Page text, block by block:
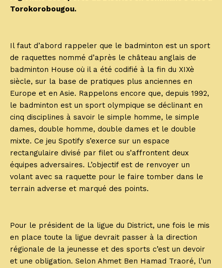
Torokorobougou.
Il faut d’abord rappeler que le badminton est un sport
de raquettes nommé d’après le château anglais de
badminton House où il a été codifié à la fin du XIXè
siècle, sur la base de pratiques plus anciennes en
Europe et en Asie. Rappelons encore que, depuis 1992,
le badminton est un sport olympique se déclinant en
cinq disciplines à savoir le simple homme, le simple
dames, double homme, double dames et le double
mixte. Ce jeu Spotify s’exerce sur un espace
rectangulaire divisé par filet ou s’affrontent deux
équipes adversaires. L’objectif est de renvoyer un
volant avec sa raquette pour le faire tomber dans le
terrain adverse et marqué des points.
Pour le président de la ligue du District, une fois le mis
en place toute la ligue devrait passer à la direction
régionale de la jeunesse et des sports c’est un devoir
et une obligation. Selon Ahmet Ben Hamad Traoré, l’un